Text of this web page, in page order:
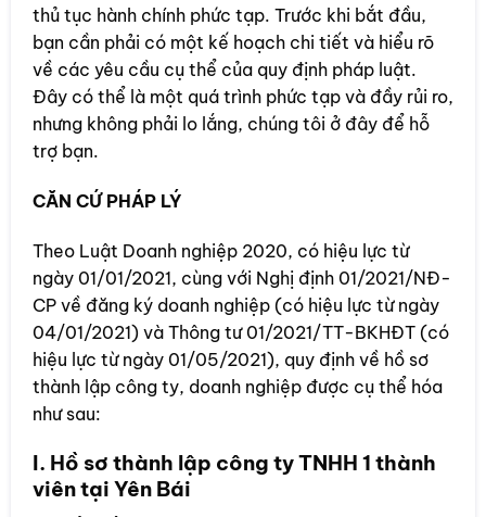
thủ tục hành chính phức tạp. Trước khi bắt đầu,
bạn cần phải có một kế hoạch chi tiết và hiểu rõ
về các yêu cầu cụ thể của quy định pháp luật.
Đây có thể là một quá trình phức tạp và đầy rủi ro,
nhưng không phải lo lắng, chúng tôi ở đây để hỗ
trợ bạn.
CĂN CỨ PHÁP LÝ
Theo Luật Doanh nghiệp 2020, có hiệu lực từ
ngày 01/01/2021, cùng với Nghị định 01/2021/NĐ-
CP về đăng ký doanh nghiệp (có hiệu lực từ ngày
04/01/2021) và Thông tư 01/2021/TT-BKHĐT (có
hiệu lực từ ngày 01/05/2021), quy định về hồ sơ
thành lập công ty, doanh nghiệp được cụ thể hóa
như sau:
I. Hồ sơ thành lập công ty TNHH 1 thành
viên tại Yên Bái